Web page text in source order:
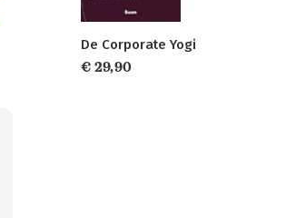
De Corporate Yogi
€ 29,90